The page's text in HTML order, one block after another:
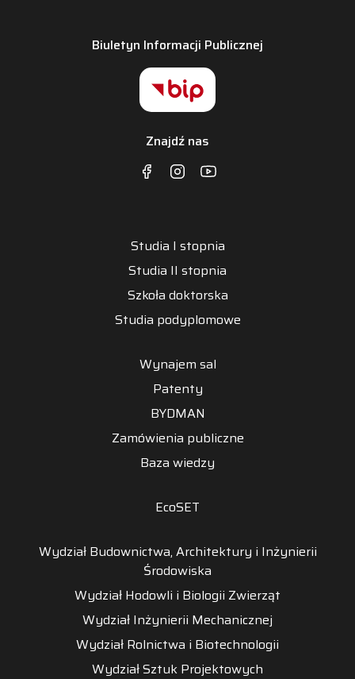
Biuletyn Informacji Publicznej
Znajdź nas
Studia I stopnia
Studia II stopnia
Szkoła doktorska
Studia podyplomowe
Wynajem sal
Patenty
BYDMAN
Zamówienia publiczne
Baza wiedzy
EcoSET
Wydział Budownictwa, Architektury i Inżynierii
Środowiska
Wydział Hodowli i Biologii Zwierząt
Wydział Inżynierii Mechanicznej
Wydział Rolnictwa i Biotechnologii
Wydział Sztuk Projektowych